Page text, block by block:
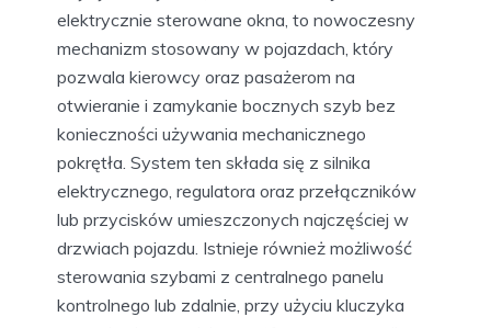
elektrycznie sterowane okna, to nowoczesny
mechanizm stosowany w pojazdach, który
pozwala kierowcy oraz pasażerom na
otwieranie i zamykanie bocznych szyb bez
konieczności używania mechanicznego
pokrętła. System ten składa się z silnika
elektrycznego, regulatora oraz przełączników
lub przycisków umieszczonych najczęściej w
drzwiach pojazdu. Istnieje również możliwość
sterowania szybami z centralnego panelu
kontrolnego lub zdalnie, przy użyciu kluczyka